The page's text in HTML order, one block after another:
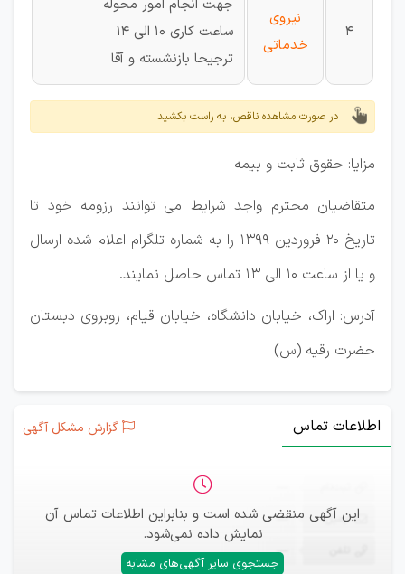
4
نیروی
خدماتی
جهت انجام امور محوله
ساعت کاری 10 الی 14
ترجیحا بازنشسته و آقا
در صورت مشاهده ناقص، به راست بکشید
مزایا: حقوق ثابت و بیمه
متقاضیان محترم واجد شرایط می توانند رزومه خود تا
تاریخ 20 فروردین 1399 را به شماره تلگرام اعلام شده ارسال
و یا از ساعت 10 الی 13 تماس حاصل نمایند.
آدرس: اراک، خیابان دانشگاه، خیابان قیام، روبروی دبستان
حضرت رقیه (س)
اطلاعات تماس گزارش مشکل آگهی
این آگهی منقضی شده است و بنابراین اطلاعات تماس آن
نمایش داده نمی‌شود.
جستجوی سایر آگهی‌های مشابه
ایمیل —
—